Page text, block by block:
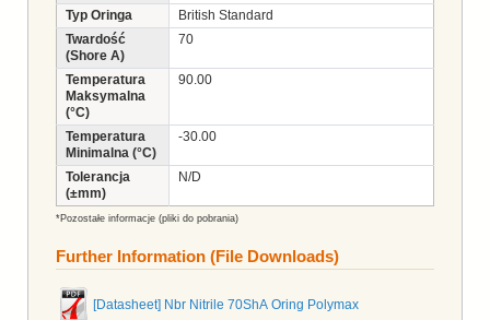
Typ Oringa
British Standard
Twardość
(Shore A)
70
Temperatura
Maksymalna
(°C)
90.00
Temperatura
Minimalna (°C)
-30.00
Tolerancja
(±mm)
N/D
*Pozostałe informacje (pliki do pobrania)
Further Information (File Downloads)
[Datasheet] Nbr Nitrile 70ShA Oring Polymax